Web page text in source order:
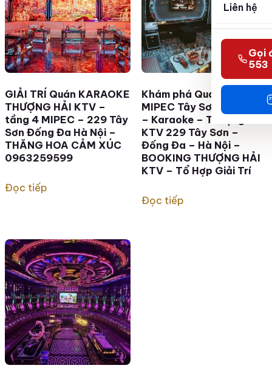
Liên hệ
Gọi
553
GIẢI TRÍ Quán KARAOKE
THƯỢNG HẢI KTV –
tầng 4 MIPEC – 229 Tây
Sơn Đống Đa Hà Nội –
THĂNG HOA CẢM XÚC
0963259599
Đọc tiếp
Khám phá Quán { KTV }
MIPEC Tây Sơn – tầng 4
– Karaoke – Thượng Hải
KTV 229 Tây Sơn –
Đống Đa – Hà Nội –
BOOKING THƯỢNG HẢI
KTV – Tổ Hợp Giải Trí
Đọc tiếp